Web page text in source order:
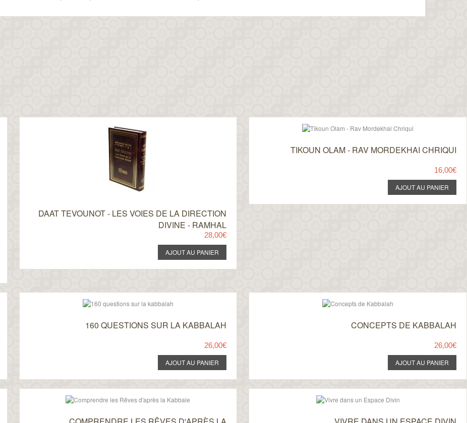
DAAT TEVOUNOT - LES VOIES DE LA DIRECTION
DIVINE - RAMHAL
28,00€
TIKOUN OLAM - RAV MORDEKHAI CHRIQUI
16,00€
160 QUESTIONS SUR LA KABBALAH
26,00€
CONCEPTS DE KABBALAH
26,00€